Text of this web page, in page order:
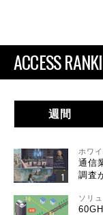
ACCESS
週間
ホワ
通信
調査
ソリ